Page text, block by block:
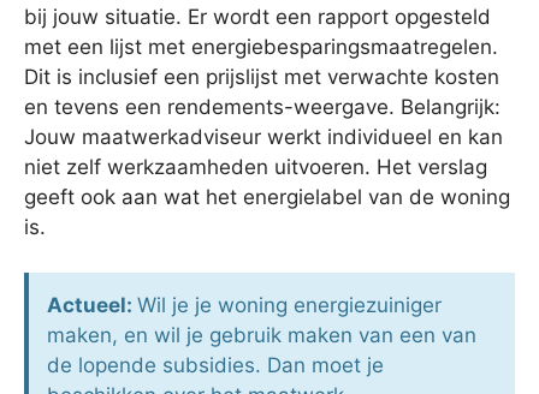
bij jouw situatie. Er wordt een rapport opgesteld
met een lijst met energiebesparingsmaatregelen.
Dit is inclusief een prijslijst met verwachte kosten
en tevens een rendements-weergave. Belangrijk:
Jouw maatwerkadviseur werkt individueel en kan
niet zelf werkzaamheden uitvoeren. Het verslag
geeft ook aan wat het energielabel van de woning
is.
Actueel: Wil je je woning energiezuiniger
maken, en wil je gebruik maken van een van
de lopende subsidies. Dan moet je